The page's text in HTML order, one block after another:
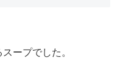
ープでした。